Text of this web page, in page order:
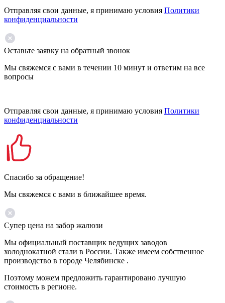
Отправляя свои данные, я принимаю условия Политики
конфиденциальности
Оставьте заявку на обратный звонок
Мы свяжемся с вами в течении 10 минут и ответим на все
вопросы
Отправляя свои данные, я принимаю условия Политики
конфиденциальности
Спасибо за обращение!
Мы свяжемся с вами в ближайшее время.
Супер цена на забор жалюзи
Мы официальный поставщик ведущих заводов
холоднокатной стали в России. Также имеем собственное
производство в городе Челябинске .
Поэтому можем предложить гарантировано лучшую
стоимость в регионе.